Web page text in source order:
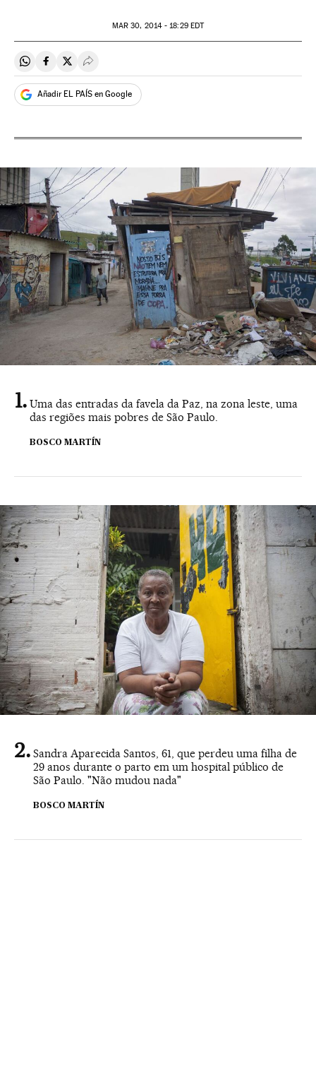
MAR 30, 2014 - 18:29EDT
Compartir en Whatsapp
Compartir en Facebook
Compartir en Twitter
Desplegar Redes Sociales
Añadir EL PAÍS en Google
Uma das entradas da favela da Paz, na zona leste, uma
das regiões mais pobres de São Paulo.
BOSCO MARTÍN
Sandra Aparecida Santos, 61, que perdeu uma filha de
29 anos durante o parto em um hospital público de
São Paulo. "Não mudou nada"
BOSCO MARTÍN